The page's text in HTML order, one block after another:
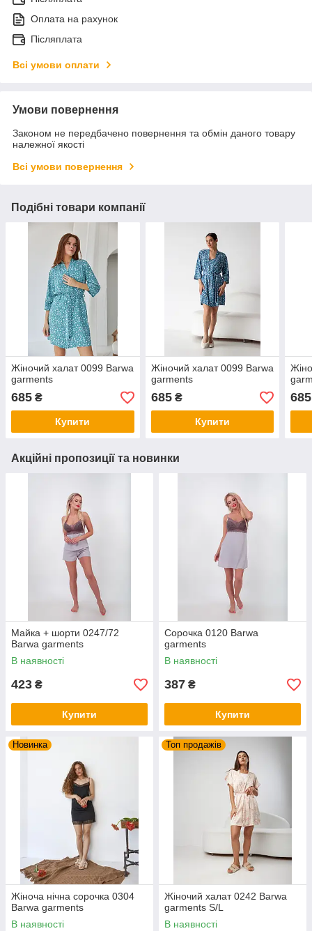
Оплата на рахунок
Післяплата
Всі умови оплати
Умови повернення
Законом не передбачено повернення та обмін даного товару
належної якості
Всі умови повернення
Подібні товари компанії
Жіночий халат 0099 Barwa
garments
685 ₴
Купити
Жіночий халат 0099 Barwa
garments
685₴
Купити
685
Акційні пропозиції та новинки
Майка + шорти 0247/72
Barwa garments
В наявності
423 ₴
Купити
Сорочка 0120 Barwa
garments
В наявності
387 ₴
Купити
Новинка
Жіноча нічна сорочка 0304
Barwa garments
В наявності
Топ продажів
Жіночий халат 0242 Barwa
garments S/L
В наявності